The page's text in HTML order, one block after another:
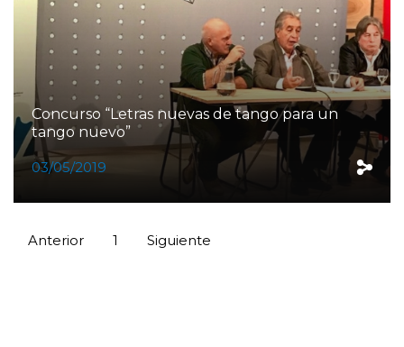
Concurso “Letras nuevas de tango para un
tango nuevo”
03/05/2019
Anterior 1 Siguiente